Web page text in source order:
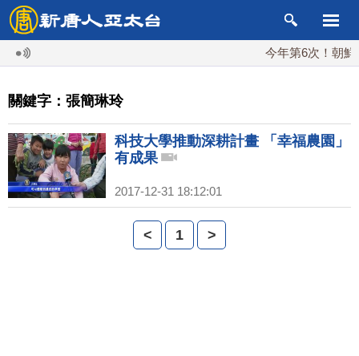
今年第6次！朝鮮
關鍵字：張簡琳玲
科技大學推動深耕計畫 「幸福農園」
有成果
2017-12-31 18:12:01
< 1 >